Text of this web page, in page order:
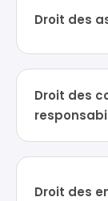
Droit des
Droit des
Droit des